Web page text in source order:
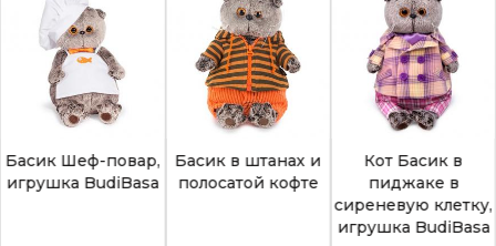
Басик Шеф-повар,
игрушка BudiBasa
Басик в штанах и
полосатой кофте
Кот Басик в
пиджаке в
сиреневую клетку,
игрушка BudiBasa